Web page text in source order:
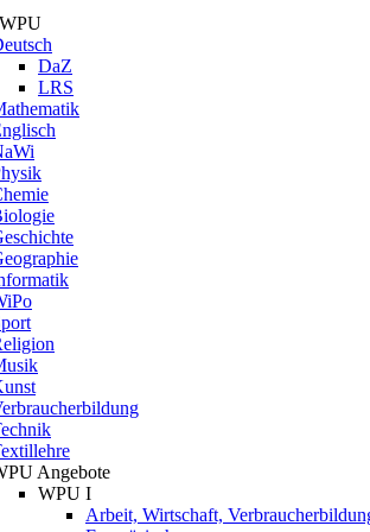
DaZ
LRS
Angebote
WPU I
Arbeit, Wirtschaft,